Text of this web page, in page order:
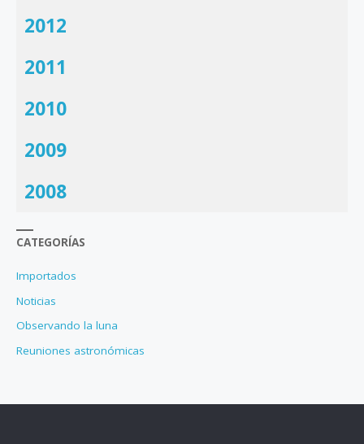
2012
2011
2010
2009
2008
CATEGORÍAS
Importados
Noticias
Observando la luna
Reuniones astronómicas